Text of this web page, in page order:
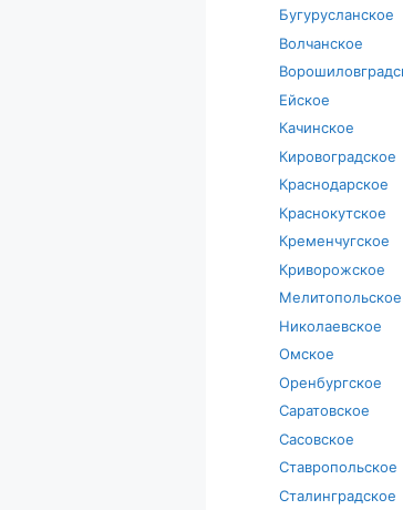
Бугурусланское
Волчанское
Ейское
Качинское
Кировоградское
Краснодарское
Краснокутское
Кременчугское
Криворожское
Мелитопольское
Николаевское
Омское
Оренбургское
Саратовское
Сасовское
Ставропольское
Сталинградское